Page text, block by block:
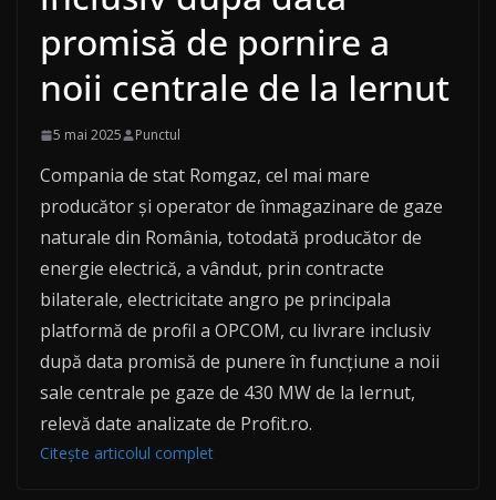
promisă de pornire a
noii centrale de la Iernut
5 mai 2025 Punctul
Compania de stat Romgaz, cel mai mare
producător și operator de înmagazinare de gaze
naturale din România, totodată producător de
energie electrică, a vândut, prin contracte
bilaterale, electricitate angro pe principala
platformă de profil a OPCOM, cu livrare inclusiv
după data promisă de punere în funcțiune a noii
sale centrale pe gaze de 430 MW de la Iernut,
relevă date analizate de Profit.ro.
Citește articolul complet